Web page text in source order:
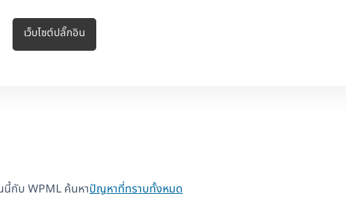
เว็บไซต์ปลั๊กอิน
นี้กับ WPML ค้นหาปัญหาที่ทราบทั้งหมด